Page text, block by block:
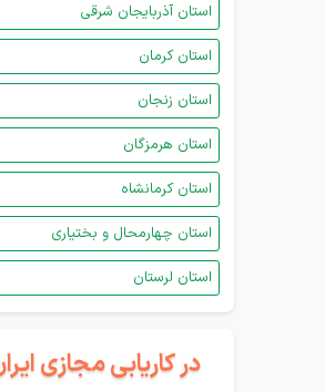
استان آذربایجان شرقی
استان کرمان
استان زنجان
استان هرمزگان
استان کرمانشاه
استان چهارمحال و بختیاری
استان لرستان
در کاریابی مجازی